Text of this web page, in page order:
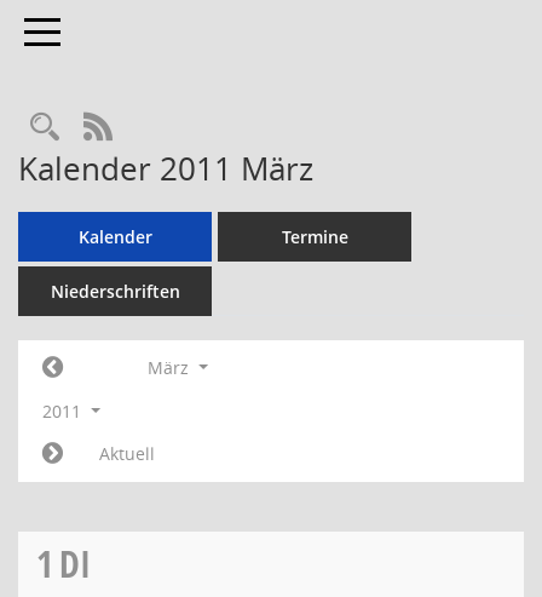
Toggle navigation
RSS-Feed
Kalender 2011 März
Kalender Termine
Niederschriften
März
2011
Aktuell
1 DI